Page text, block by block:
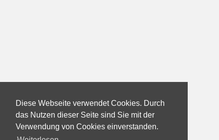
Diese Webseite verwendet Cookies. Durch
das Nutzen dieser Seite sind Sie mit der
Verwendung von Cookies einverstanden.